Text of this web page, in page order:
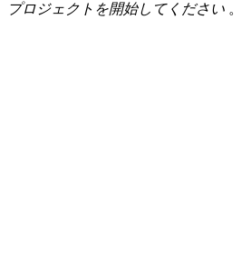
プロジェクトを開始してください 。